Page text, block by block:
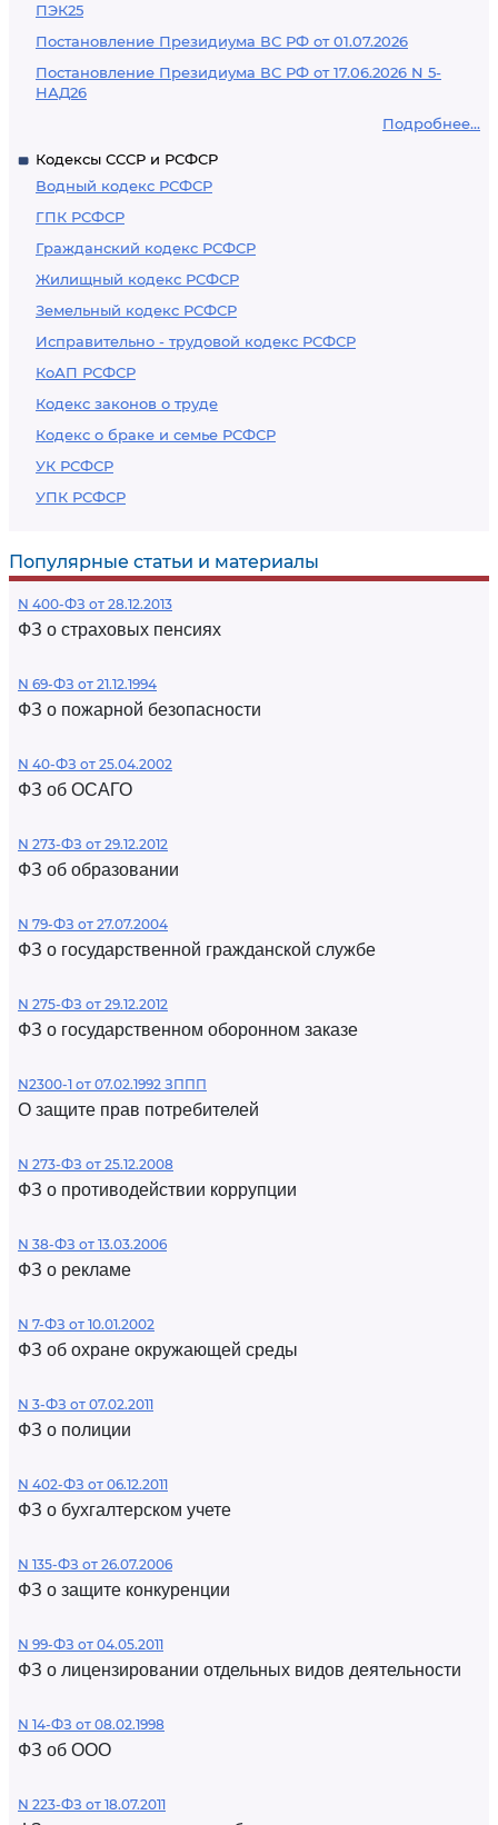
ПЭК25
Постановление Президиума ВС РФ от 01.07.2026
Постановление Президиума ВС РФ от 17.06.2026 N 5-
НАД26
Подробнее...
Кодексы СССР и РСФСР
Водный кодекс РСФСР
ГПК РСФСР
Гражданский кодекс РСФСР
Жилищный кодекс РСФСР
Земельный кодекс РСФСР
Исправительно - трудовой кодекс РСФСР
КоАП РСФСР
Кодекс законов о труде
Кодекс о браке и семье РСФСР
УК РСФСР
УПК РСФСР
Популярные статьи и материалы
N 400-ФЗ от 28.12.2013
ФЗ о страховых пенсиях
N 69-ФЗ от 21.12.1994
ФЗ о пожарной безопасности
N 40-ФЗ от 25.04.2002
ФЗ об ОСАГО
N 273-ФЗ от 29.12.2012
ФЗ об образовании
N 79-ФЗ от 27.07.2004
ФЗ о государственной гражданской службе
N 275-ФЗ от 29.12.2012
ФЗ о государственном оборонном заказе
N2300-1 от 07.02.1992 ЗППП
О защите прав потребителей
N 273-ФЗ от 25.12.2008
ФЗ о противодействии коррупции
N 38-ФЗ от 13.03.2006
ФЗ о рекламе
N 7-ФЗ от 10.01.2002
ФЗ об охране окружающей среды
N 3-ФЗ от 07.02.2011
ФЗ о полиции
N 402-ФЗ от 06.12.2011
ФЗ о бухгалтерском учете
N 135-ФЗ от 26.07.2006
ФЗ о защите конкуренции
N 99-ФЗ от 04.05.2011
ФЗ о лицензировании отдельных видов деятельности
N 14-ФЗ от 08.02.1998
ФЗ об ООО
N 223-ФЗ от 18.07.2011